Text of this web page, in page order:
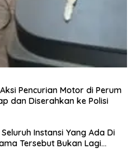
Pencurian Motor di Perum
dan Diserahkan ke Polisi
Instansi Yang Ada Di
Tersebut Bukan Lagi